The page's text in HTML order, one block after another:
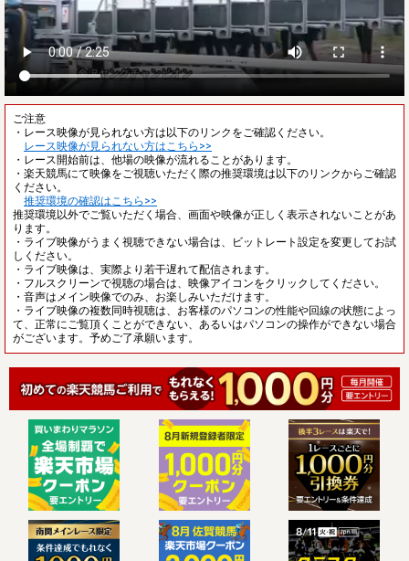
ご注意
・レース映像が見られない方は以下のリンクをご確認ください。
レース映像が見られない方はこちら>>
・レース開始前は、他場の映像が流れることがあります。
・楽天競馬にて映像をご視聴いただく際の推奨環境は以下のリンクからご確認
ください。
推奨環境の確認はこちら>>
推奨環境以外でご覧いただく場合、画面や映像が正しく表示されないことがあ
ります。
・ライブ映像がうまく視聴できない場合は、ビットレート設定を変更してお試
しください。
・ライブ映像は、実際より若干遅れて配信されます。
・フルスクリーンで視聴の場合は、映像アイコンをクリックしてください。
・音声はメイン映像でのみ、お楽しみいただけます。
・ライブ映像の複数同時視聴は、お客様のパソコンの性能や回線の状態によっ
て、正常にご覧頂くことができない、あるいはパソコンの操作ができない場合
がございます。予めご了承願います。